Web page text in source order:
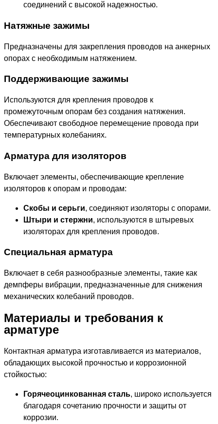
соединений с высокой надежностью.
Натяжные зажимы
Предназначены для закрепления проводов на анкерных
опорах с необходимым натяжением.
Поддерживающие зажимы
Используются для крепления проводов к
промежуточным опорам без создания натяжения.
Обеспечивают свободное перемещение провода при
температурных колебаниях.
Арматура для изоляторов
Включает элементы, обеспечивающие крепление
изоляторов к опорам и проводам:
Скобы и серьги, соединяют изоляторы с опорами.
Штыри и стержни, используются в штыревых
изоляторах для крепления проводов.
Специальная арматура
Включает в себя разнообразные элементы, такие как
демпферы вибрации, предназначенные для снижения
механических колебаний проводов.
Материалы и требования к
арматуре
Контактная арматура изготавливается из материалов,
обладающих высокой прочностью и коррозионной
стойкостью:
Горячеоцинкованная сталь, широко используется
благодаря сочетанию прочности и защиты от
коррозии.